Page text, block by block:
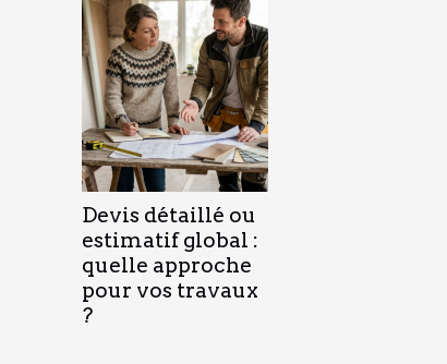
Devis détaillé ou
estimatif global :
quelle approche
pour vos travaux
?